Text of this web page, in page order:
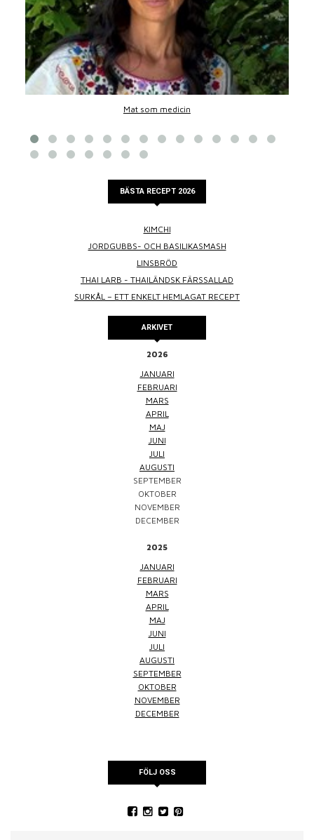
Mat som medicin
BÄSTA RECEPT 2026
KIMCHI
JORDGUBBS- OCH BASILIKASMASH
LINSBRÖD
THAI LARB - THAILÄNDSK FÄRSSALLAD
SURKÅL – ETT ENKELT HEMLAGAT RECEPT
ARKIVET
2026
JANUARI
FEBRUARI
MARS
APRIL
MAJ
JUNI
JULI
AUGUSTI
SEPTEMBER
OKTOBER
NOVEMBER
DECEMBER
2025
JANUARI
FEBRUARI
MARS
APRIL
MAJ
JUNI
JULI
AUGUSTI
SEPTEMBER
OKTOBER
NOVEMBER
DECEMBER
FÖLJ OSS